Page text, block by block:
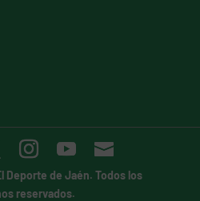
Deporte de Jaén. Todos los
reservados.